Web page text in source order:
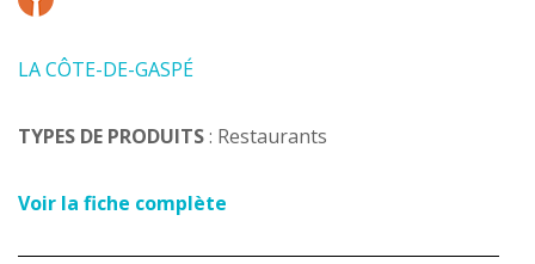
LA CÔTE-DE-GASPÉ
TYPES DE PRODUITS: Restaurants
Voir la fiche complète